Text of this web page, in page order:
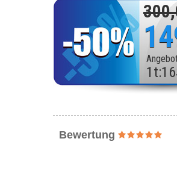
1 t:16
Bewertung